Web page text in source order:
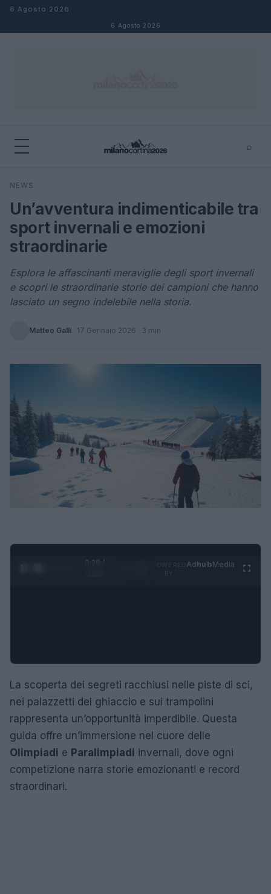
Salta al contenuto
6 Agosto 2026
6 Agosto 2026
⌕
Cerca
NEWS
Un’avventura indimenticabile tra
sport invernali e emozioni
straordinarie
Esplora le affascinanti meraviglie degli sport invernali
e scopri le straordinarie storie dei campioni che hanno
lasciato un segno indelebile nella storia.
Matteo Galli · 17 Gennaio 2026 · 3 min
0:28 /
AdhubMedia
La scoperta dei segreti racchiusi nelle piste di sci,
nei palazzetti del ghiaccio e sui trampolini
rappresenta un’opportunità imperdibile. Questa
guida offre un’immersione nel cuore delle
Olimpiadi e Paralimpiadi invernali, dove ogni
competizione narra storie emozionanti e record
straordinari.